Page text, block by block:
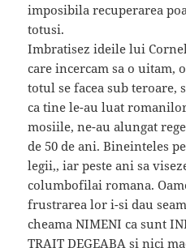
imposibila recuperarea
totusi.
Imbratisez ideile lui
care incercam sa o uitam,
totul se facea sub teroare,
ca tine le-au luat
mosiile, ne-au alungat
de 50 de ani. Bineinteles
legii,, iar peste ani sa
columbofilai romana.
frustrarea lor i-si dau
cheama NIMENI ca sunt
TRAIT DEGEABA si nici